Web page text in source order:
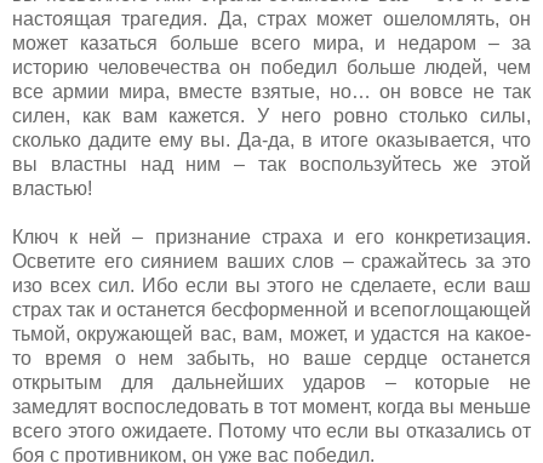
настоящая трагедия. Да, страх может ошеломлять, он
может казаться больше всего мира, и недаром – за
историю человечества он победил больше людей, чем
все армии мира, вместе взятые, но… он вовсе не так
силен, как вам кажется. У него ровно столько силы,
сколько дадите ему вы. Да-да, в итоге оказывается, что
вы властны над ним – так воспользуйтесь же этой
властью!
Ключ к ней – признание страха и его конкретизация.
Осветите его сиянием ваших слов – сражайтесь за это
изо всех сил. Ибо если вы этого не сделаете, если ваш
страх так и останется бесформенной и всепоглощающей
тьмой, окружающей вас, вам, может, и удастся на какое-
то время о нем забыть, но ваше сердце останется
открытым для дальнейших ударов – которые не
замедлят воспоследовать в тот момент, когда вы меньше
всего этого ожидаете. Потому что если вы отказались от
боя с противником, он уже вас победил.